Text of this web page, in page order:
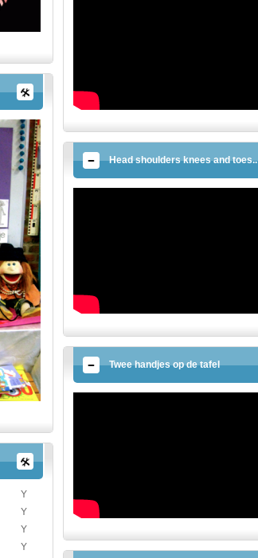
Y
Y
Y
Y
Head shoulders knees and toes..
Twee handjes op de tafel